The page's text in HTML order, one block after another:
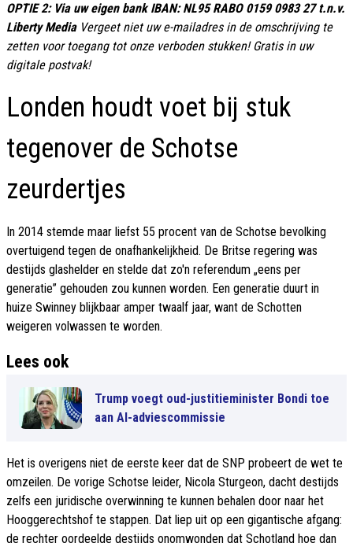
OPTIE 2: Via uw eigen bank IBAN: NL95 RABO 0159 0983 27 t.n.v.
Liberty MediaVergeet niet uw e-mailadres in de omschrijving te
zetten voor toegang tot onze verboden stukken! Gratis in uw
digitale postvak!
Londen houdt voet bij stuk
tegenover de Schotse
zeurdertjes
In 2014 stemde maar liefst 55 procent van de Schotse bevolking
overtuigend tegen de onafhankelijkheid. De Britse regering was
destijds glashelder en stelde dat zo'n referendum „eens per
generatie” gehouden zou kunnen worden. Een generatie duurt in
huize Swinney blijkbaar amper twaalf jaar, want de Schotten
weigeren volwassen te worden.
Lees ook
Trump voegt oud-justitieminister Bondi toe
aan AI-adviescommissie
Het is overigens niet de eerste keer dat de SNP probeert de wet te
omzeilen. De vorige Schotse leider, Nicola Sturgeon, dacht destijds
zelfs een juridische overwinning te kunnen behalen door naar het
Hooggerechtshof te stappen. Dat liep uit op een gigantische afgang:
de rechter oordeelde destijds onomwonden dat Schotland hoe dan